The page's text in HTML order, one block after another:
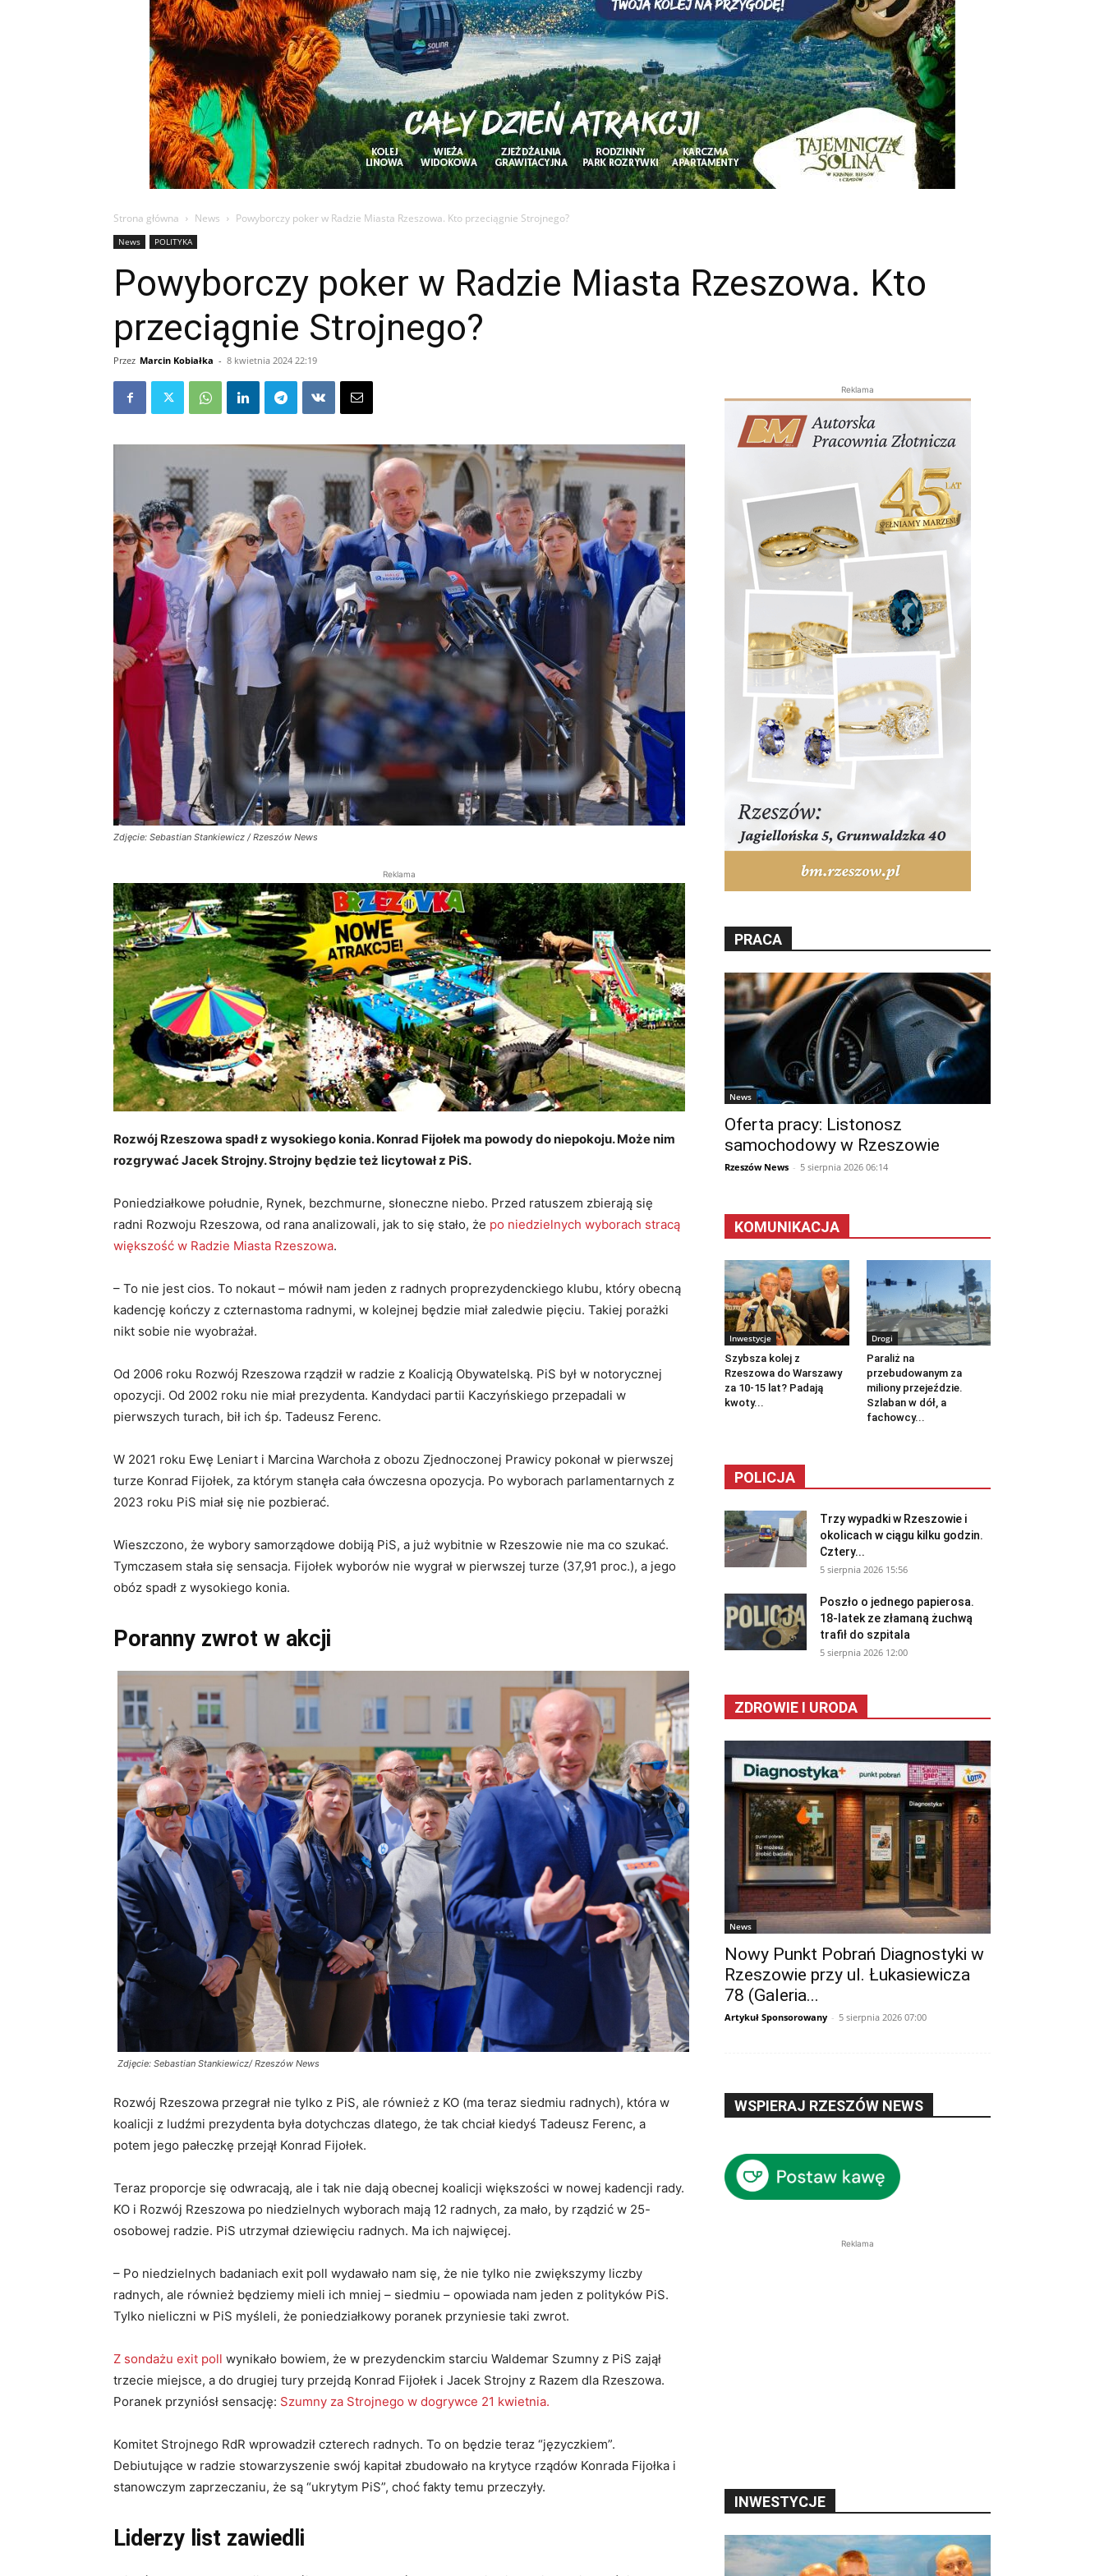
Strona główna News Powyborczy poker w Radzie Miasta Rzeszowa. Kto przeciągnie Strojnego?
News POLITYKA
Powyborczy poker w Radzie Miasta Rzeszowa. Kto
przeciągnie Strojnego?
Przez Marcin Kobiałka - 8 kwietnia 2024 22:19
Zdjęcie: Sebastian Stankiewicz / Rzeszów News
Reklama
Rozwój Rzeszowa spadł z wysokiego konia. Konrad Fijołek ma powody do niepokoju. Może nim
rozgrywać Jacek Strojny. Strojny będzie też licytował z PiS.
Poniedziałkowe południe, Rynek, bezchmurne, słoneczne niebo. Przed ratuszem zbierają się
radni Rozwoju Rzeszowa, od rana analizowali, jak to się stało, że po niedzielnych wyborach stracą
większość w Radzie Miasta Rzeszowa.
– To nie jest cios. To nokaut – mówił nam jeden z radnych proprezydenckiego klubu, który obecną
kadencję kończy z czternastoma radnymi, w kolejnej będzie miał zaledwie pięciu. Takiej porażki
nikt sobie nie wyobrażał.
Od 2006 roku Rozwój Rzeszowa rządził w radzie z Koalicją Obywatelską. PiS był w notorycznej
opozycji. Od 2002 roku nie miał prezydenta. Kandydaci partii Kaczyńskiego przepadali w
pierwszych turach, bił ich śp. Tadeusz Ferenc.
W 2021 roku Ewę Leniart i Marcina Warchoła z obozu Zjednoczonej Prawicy pokonał w pierwszej
turze Konrad Fijołek, za którym stanęła cała ówczesna opozycja. Po wyborach parlamentarnych z
2023 roku PiS miał się nie pozbierać.
Wieszczono, że wybory samorządowe dobiją PiS, a już wybitnie w Rzeszowie nie ma co szukać.
Tymczasem stała się sensacja. Fijołek wyborów nie wygrał w pierwszej turze (37,91 proc.), a jego
obóz spadł z wysokiego konia.
Poranny zwrot w akcji
Zdjęcie: Sebastian Stankiewicz/ Rzeszów News
Rozwój Rzeszowa przegrał nie tylko z PiS, ale również z KO (ma teraz siedmiu radnych), która w
koalicji z ludźmi prezydenta była dotychczas dlatego, że tak chciał kiedyś Tadeusz Ferenc, a
potem jego pałeczkę przejął Konrad Fijołek.
Teraz proporcje się odwracają, ale i tak nie dają obecnej koalicji większości w nowej kadencji rady.
KO i Rozwój Rzeszowa po niedzielnych wyborach mają 12 radnych, za mało, by rządzić w 25-
osobowej radzie. PiS utrzymał dziewięciu radnych. Ma ich najwięcej.
– Po niedzielnych badaniach exit poll wydawało nam się, że nie tylko nie zwiększymy liczby
radnych, ale również będziemy mieli ich mniej – siedmiu – opowiada nam jeden z polityków PiS.
Tylko nieliczni w PiS myśleli, że poniedziałkowy poranek przyniesie taki zwrot.
Z sondażu exit poll wynikało bowiem, że w prezydenckim starciu Waldemar Szumny z PiS zajął
trzecie miejsce, a do drugiej tury przejdą Konrad Fijołek i Jacek Strojny z Razem dla Rzeszowa.
Poranek przyniósł sensację: Szumny za Strojnego w dogrywce 21 kwietnia.
Komitet Strojnego RdR wprowadził czterech radnych. To on będzie teraz “języczkiem”.
Debiutujące w radzie stowarzyszenie swój kapitał zbudowało na krytyce rządów Konrada Fijołka i
stanowczym zaprzeczaniu, że są “ukrytym PiS”, choć fakty temu przeczyły.
Liderzy list zawiedli
Reklama
PRACA
News
Oferta pracy: Listonosz
samochodowy w Rzeszowie
Rzeszów News - 5 sierpnia 2026 06:14
KOMUNIKACJA
Inwestycje
Szybsza kolej z
Rzeszowa do Warszawy
za 10-15 lat? Padają
kwoty...
Drogi
Paraliż na
przebudowanym za
miliony przejeździe.
Szlaban w dół, a
fachowcy...
POLICJA
Trzy wypadki w Rzeszowie i
okolicach w ciągu kilku godzin.
Cztery...
5 sierpnia 2026 15:56
Poszło o jednego papierosa.
18-latek ze złamaną żuchwą
trafił do szpitala
5 sierpnia 2026 12:00
ZDROWIE I URODA
News
Nowy Punkt Pobrań Diagnostyki w
Rzeszowie przy ul. Łukasiewicza
78 (Galeria...
Artykuł Sponsorowany - 5 sierpnia 2026 07:00
WSPIERAJ RZESZÓW NEWS
Reklama
INWESTYCJE